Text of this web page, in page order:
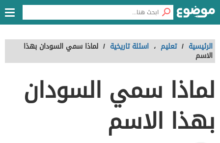
الرئيسية / تعليم ، اسئلة تاريخية / لماذا سمي السودان بهذا
الاسم
لماذا سمي السودان
بهذا الاسم